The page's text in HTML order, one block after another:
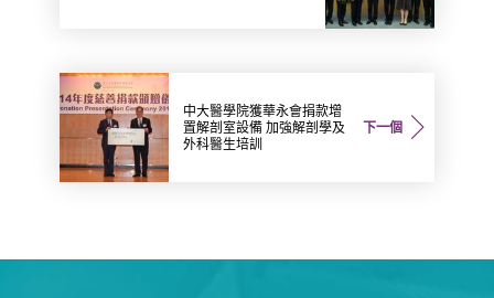
下一個
中大醫學院獲華永會捐款增
置解剖室設備 加強解剖學及
外科醫生培訓